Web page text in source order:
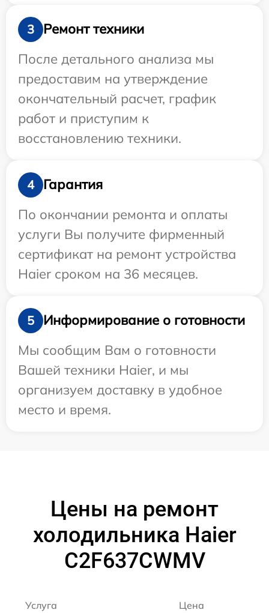
3
Ремонт техники
После детального анализа мы
предоставим на утверждение
окончательный расчет, график
работ и приступим к
восстановлению техники.
4
Гарантия
По окончании ремонта и оплаты
услуги Вы получите фирменный
сертификат на ремонт устройства
Haier сроком на 36 месяцев.
5
Информирование о готовности
Мы сообщим Вам о готовности
Вашей техники Haier, и мы
организуем доставку в удобное
место и время.
Цены на ремонт
холодильника Haier
C2F637CWMV
Услуга Цена